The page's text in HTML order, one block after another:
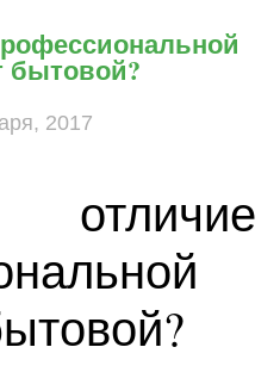
бытовой?
2017